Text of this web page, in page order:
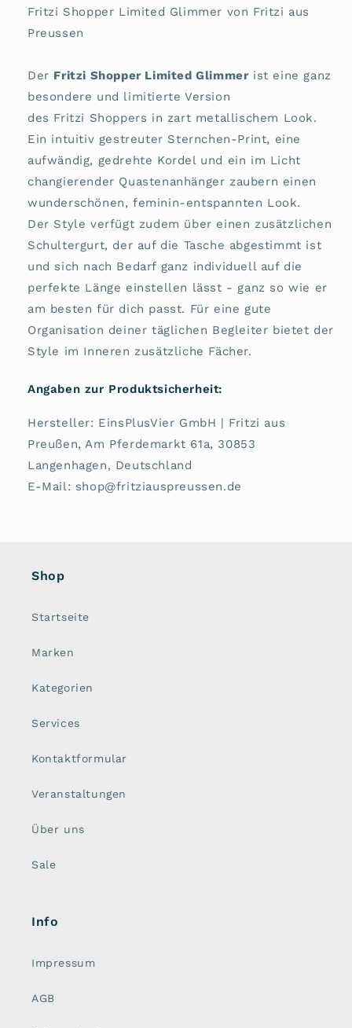
Fritzi Shopper Limited Glimmer von Fritzi aus
Preussen
Der Fritzi Shopper Limited Glimmerist eine ganz
besondere und limitierte Version
des Fritzi Shoppers in zart metallischem Look.
Ein intuitiv gestreuter Sternchen-Print, eine
aufwändig, gedrehte Kordel und ein im Licht
changierender Quastenanhänger zaubern einen
wunderschönen, feminin-entspannten Look.
Der Style verfügt zudem über einen zusätzlichen
Schultergurt, der auf die Tasche abgestimmt ist
und sich nach Bedarf ganz individuell auf die
perfekte Länge einstellen lässt - ganz so wie er
am besten für dich passt. Für eine gute
Organisation deiner täglichen Begleiter bietet der
Style im Inneren zusätzliche Fächer.
Angaben zur Produktsicherheit:
Hersteller: EinsPlusVier GmbH | Fritzi aus
Preußen, Am Pferdemarkt 61a, 30853
Langenhagen, Deutschland
E-Mail: shop@fritziauspreussen.de
Shop
Startseite
Marken
Kategorien
Services
Kontaktformular
Veranstaltungen
Über uns
Sale
Info
Impressum
AGB